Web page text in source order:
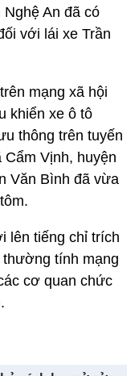
An đã có
với lái xe Trần
mạng xã hội
khiển xe ô tô
thông trên tuyến
Vịnh, huyện
Văn Bình đã vừa
lên tiếng chỉ trích
thường tính mạng
cơ quan chức